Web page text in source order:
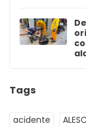
Tags
acidente ALESC